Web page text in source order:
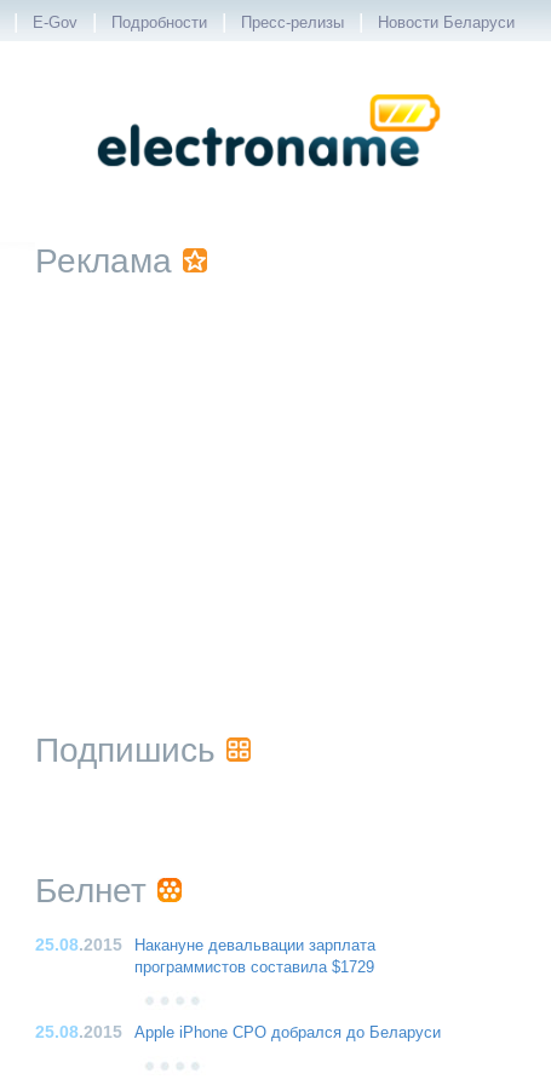
| E-Gov | Подробности | Пресс-релизы | Новости Беларуси
Реклама
Подпишись
Белнет
25.08.2015
Накануне девальвации зарплата
программистов составила $1729
25.08.2015 Apple iPhone CPO добрался до Беларуси